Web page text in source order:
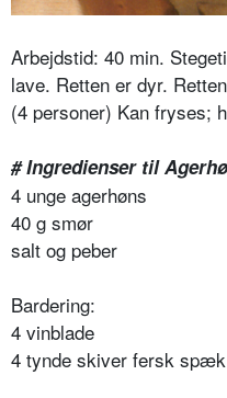
Arbejdstid: 40 min.
lave. Retten er dyr.
(4 personer) Kan fryses;
# Ingredienser til
4 unge agerhøns
40 g smør
salt og peber
Bardering:
4 vinblade
4 tynde skiver fersk spæk